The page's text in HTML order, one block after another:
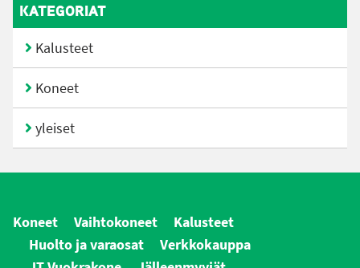
KATEGORIAT
Kalusteet
Koneet
yleiset
Koneet Vaihtokoneet
Kalusteet
Huolto ja varaosat
Verkkokauppa